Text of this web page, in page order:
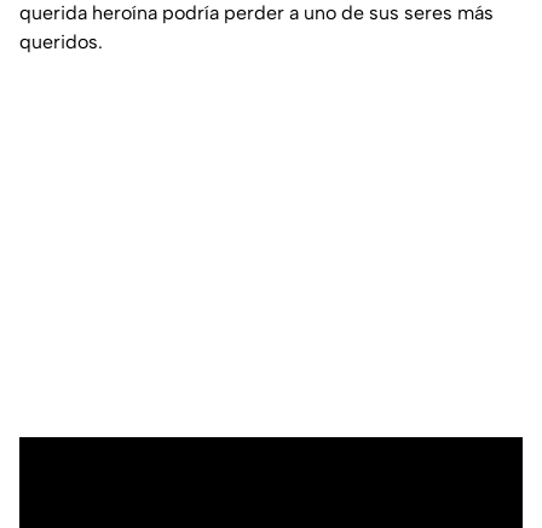
querida heroína podría perder a uno de sus seres más
queridos.